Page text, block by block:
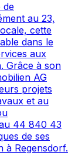
de
au 23,
cette
dans le
aux
Grâce à son
AG
projets
et au
44 840 43
de ses
à Regensdorf.